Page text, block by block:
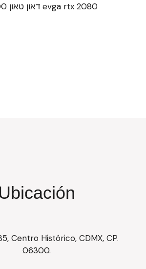
card דאון טאון 300 משקל evga rtx 2080
Centro Histórico, CDMX, CP.
06300.